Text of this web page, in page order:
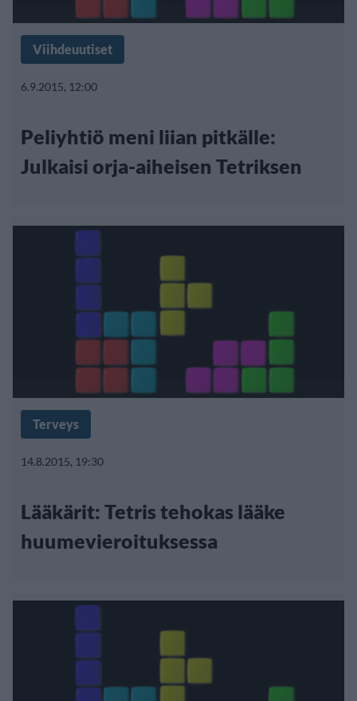
Viihdeuutiset
6.9.2015, 12:00
Peliyhtiö meni liian pitkälle:
Julkaisi orja-aiheisen Tetriksen
Terveys
14.8.2015, 19:30
Lääkärit: Tetris tehokas lääke
huumevieroituksessa